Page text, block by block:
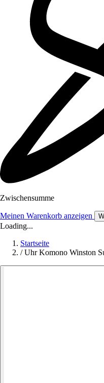
Zwischensumme
Meinen Warenkorb anzeigen
Loading...
Startseite
/ Uhr Komono Winston